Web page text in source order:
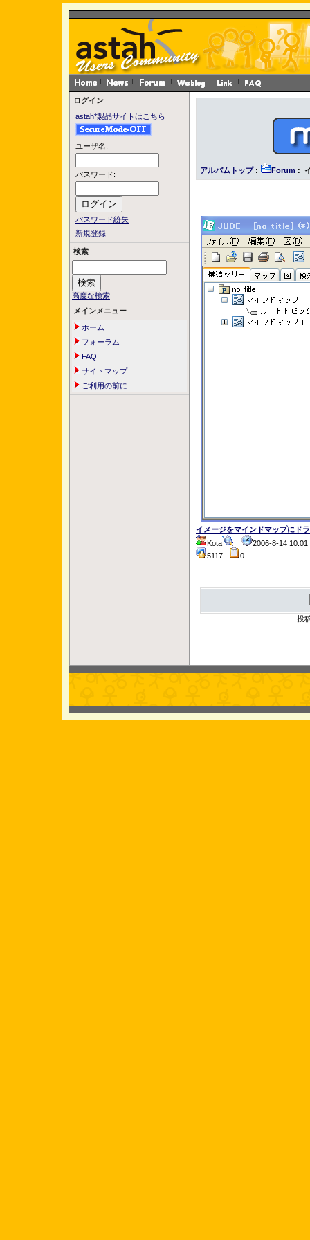
ログイン
astah*製品サイトはこちら
ユーザ名:
パスワード:
パスワード紛失
新規登録
検索
高度な検索
メインメニュー
ホーム
フォーラム
FAQ
サイトマップ
ご利用の前に
アルバムトップ: Forum :
イメージをマインドマップにド
Kota
2006-8-14
5117
0
投